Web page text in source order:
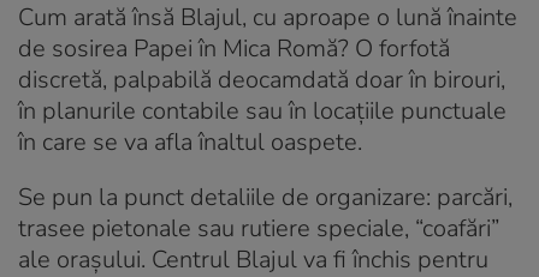
Cum arată însă Blajul, cu aproape o lună înainte
de sosirea Papei în Mica Romă? O forfotă
discretă, palpabilă deocamdată doar în birouri,
în planurile contabile sau în locațiile punctuale
în care se va afla înaltul oaspete.
Se pun la punct detaliile de organizare: parcări,
trasee pietonale sau rutiere speciale, “coafări”
ale orașului. Centrul Blajul va fi închis pentru